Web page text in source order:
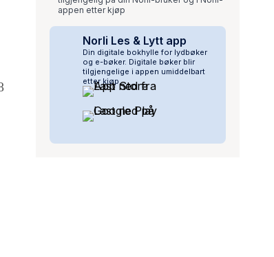
appen etter kjøp
Norli Les & Lytt app
Din digitale bokhylle for lydbøker
og e-bøker. Digitale bøker blir
tilgjengelige i appen umiddelbart
etter kjøp.